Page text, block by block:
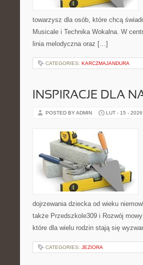
towarzysz dla osób, które chcą
Musicale i Technika Wokalna. W
linia melodyczna oraz […]
CATEGORIES: KARCZMAJANDURA
INSPIRACJE DLA
POSTED BY ADMIN LUT - 15 - 2026
dojrzewania dziecka od wieku
także Przedszkole309 i Rozwój
które dla wielu rodzin stają się
CATEGORIES: JEZIORA